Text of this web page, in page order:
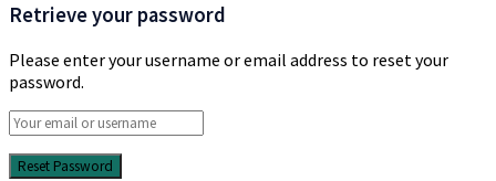
Retrieve your password
Please enter your username or email address to reset your
password.